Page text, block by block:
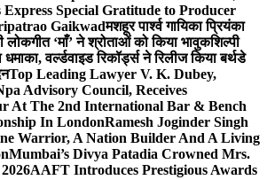
Special Gratitude to Producer
Gaikwadमशहूर पार्श्व गायिका प्रियंका
‘माँ’ ने श्रोताओं को किया भावुकशिल्पी
वर्ल्डवाइड रिकॉर्ड्स ने रिलीज किया बर्थडे
Top Leading Lawyer V. K. Dubey,
Advisory Council, Receives
At The 2nd International Bar & Bench
In LondonRamesh Joginder Singh
Warrior, A Nation Builder And A Living
Mumbai’s Divya Patadia Crowned Mrs.
AAFT Introduces Prestigious Awards